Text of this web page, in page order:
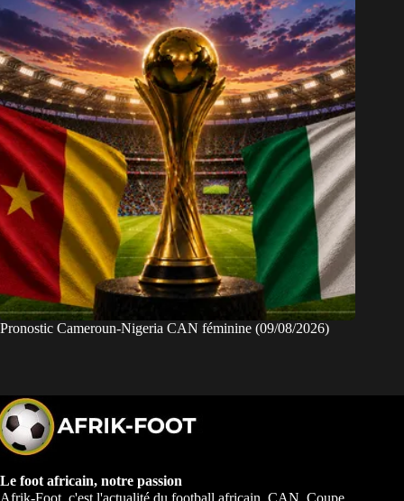
Pronostic Cameroun-Nigeria CAN féminine (09/08/2026)
Le foot africain, notre passion